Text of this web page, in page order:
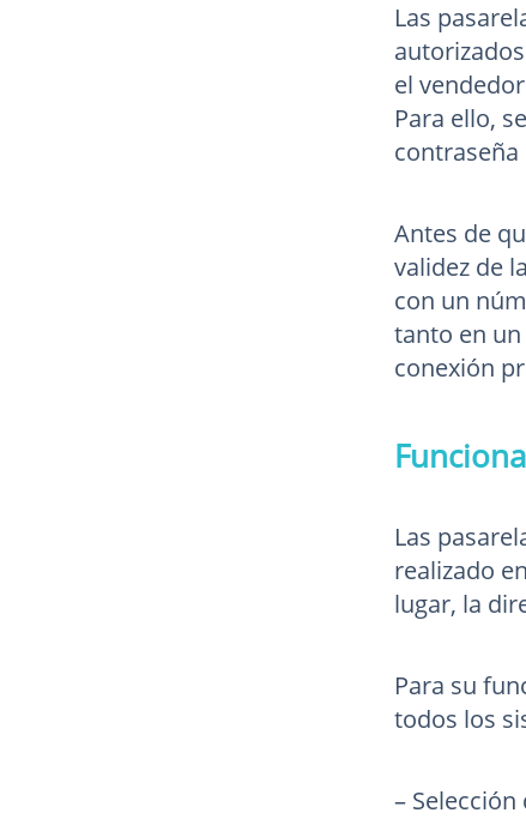
Las
el
Para ello,
Antes de
validez de
con un
tanto en
conexión
Las
realizado
lugar, la
Para su
todos los
–